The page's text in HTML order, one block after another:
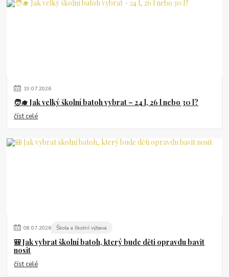
19.07.2026
🧑‍🎓 Jak velký školní batoh vybrat – 24 l, 26 l nebo 30 l?
číst celé
08.07.2026 Škola a školní výbava
🎒 Jak vybrat školní batoh, který bude děti opravdu bavit
nosit
číst celé